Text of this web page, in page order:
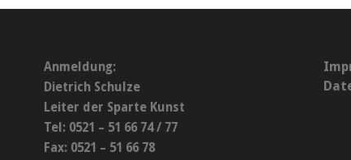
Anmeldung:
Dietrich Schulze
Leiter der Sparte Kunst
Tel: 0521 – 51 66 74 / 77
Fax: 0521 – 51 66 78